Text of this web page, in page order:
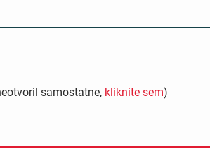
samostatne, kliknite sem)